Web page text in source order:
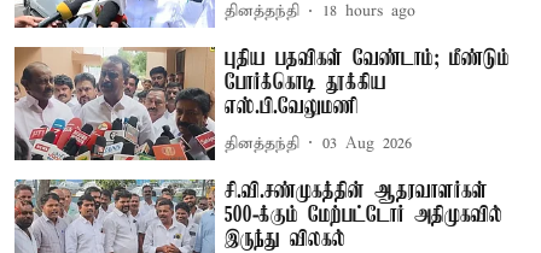
தினத்தந்தி 18 hours ago
புதிய பதவிகள் வேண்டாம்; மீண்டும்
போர்க்கொடி தூக்கிய
எஸ்.பி.வேலுமணி
தினத்தந்தி 03 Aug 2026
சி.வி.சண்முகத்தின் ஆதரவாளர்கள்
500-க்கும் மேற்பட்டோர் அதிமுகவில்
இருந்து விலகல்